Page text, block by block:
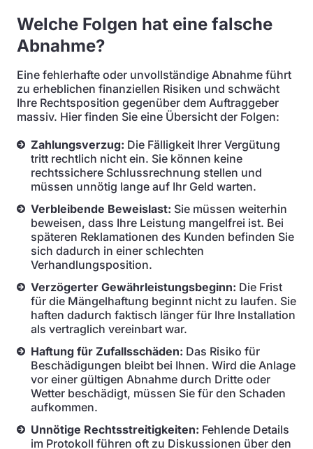
Welche Folgen hat eine falsche
Abnahme?
Eine fehlerhafte oder unvollständige Abnahme führt
zu erheblichen finanziellen Risiken und schwächt
Ihre Rechtsposition gegenüber dem Auftraggeber
massiv. Hier finden Sie eine Übersicht der Folgen:
Zahlungsverzug: Die Fälligkeit Ihrer Vergütung
tritt rechtlich nicht ein. Sie können keine
rechtssichere Schlussrechnung stellen und
müssen unnötig lange auf Ihr Geld warten.
Verbleibende Beweislast: Sie müssen weiterhin
beweisen, dass Ihre Leistung mangelfrei ist. Bei
späteren Reklamationen des Kunden befinden Sie
sich dadurch in einer schlechten
Verhandlungsposition.
Verzögerter Gewährleistungsbeginn: Die Frist
für die Mängelhaftung beginnt nicht zu laufen. Sie
haften dadurch faktisch länger für Ihre Installation
als vertraglich vereinbart war.
Haftung für Zufallsschäden: Das Risiko für
Beschädigungen bleibt bei Ihnen. Wird die Anlage
vor einer gültigen Abnahme durch Dritte oder
Wetter beschädigt, müssen Sie für den Schaden
aufkommen.
Unnötige Rechtsstreitigkeiten: Fehlende Details
im Protokoll führen oft zu Diskussionen über den